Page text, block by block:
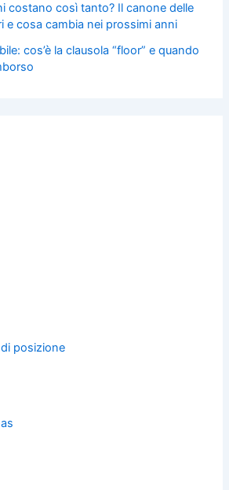
costano così tanto? Il canone delle
e cosa cambia nei prossimi anni
cos’è la clausola “floor” e quando
posizione